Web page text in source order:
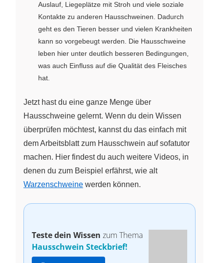
Auslauf, Liegeplätze mit Stroh und viele soziale
Kontakte zu anderen Hausschweinen. Dadurch
geht es den Tieren besser und vielen Krankheiten
kann so vorgebeugt werden. Die Hausschweine
leben hier unter deutlich besseren Bedingungen,
was auch Einfluss auf die Qualität des Fleisches
hat.
Jetzt hast du eine ganze Menge über
Hausschweine gelernt. Wenn du dein Wissen
überprüfen möchtest, kannst du das einfach mit
dem Arbeitsblatt zum Hausschwein auf sofatutor
machen. Hier findest du auch weitere Videos, in
denen du zum Beispiel erfährst, wie alt
Warzenschweine werden können.
Teste dein Wissen zum Thema
Hausschwein Steckbrief!